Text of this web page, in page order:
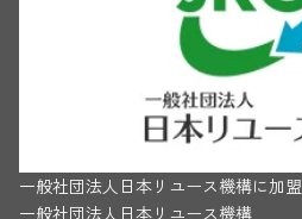
一般社団法人日本リユース機構に加盟
一般社団法人日本リユース機構